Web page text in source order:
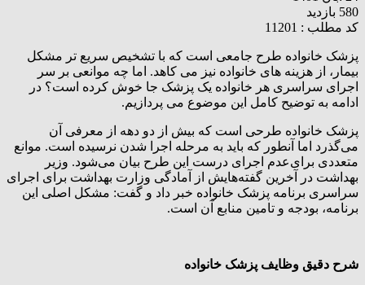
580 بازدید
کد مطلب : 11201
پزشک خانواده طرح جامعی است که با تشخیص سریع تر مشکل
بیمار، از هزینه های خانواده نیز می کاهد. اما چه موانعی بر سر
اجرای سراسری هر خانواده یک پزشک جا خوش کرده است؟ در
ادامه به توضیح کامل این موضوع می پردازیم.
پزشک خانواده طرحی است که بیش از دو دهه از معرفی آن
می‌گذرد اما آنطور که باید به مرحله اجرا شدن نرسیده است. موانع
متعددی برای‌عدم اجرای درست این طرح بیان می‌شود. وزیر
بهداشت در آخرین گفته‌هایش از آمادگی وزارت بهداشت برای اجرای
سراسری برنامه پزشک خانواده خبر داد و گفت: مشکل اصلی این
برنامه، بودجه و تامین منابع آن است.
شرح دقیق وظایف پزشک خانواده